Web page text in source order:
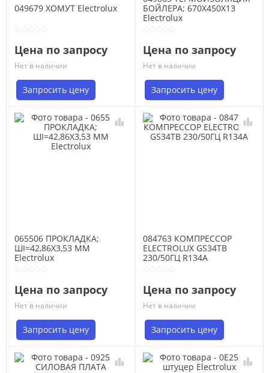
049679 ХОМУТ Electrolux
Цена по запросу
Нет в наличии
Запросить цену
БОЙЛЕРА; 670X450X13
Electrolux
Цена по запросу
Нет в наличии
Запросить цену
065506 ПРОКЛАДКА;
ШI=42,86X3,53 MM
Electrolux
Цена по запросу
Нет в наличии
Запросить цену
084763 КОМПРЕССОР
ELECTROLUX GS34TB
230/50ГЦ R134A
Цена по запросу
Нет в наличии
Запросить цену